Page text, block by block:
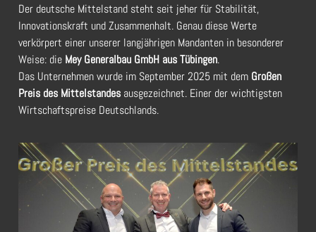
Der deutsche Mittelstand steht seit jeher für Stabilität,
Innovationskraft und Zusammenhalt. Genau diese Werte
verkörpert einer unserer langjährigen Mandanten in besonderer
Weise: die Mey Generalbau GmbH aus Tübingen.
Das Unternehmen wurde im September 2025 mit dem Großen
Preis des Mittelstandes ausgezeichnet. Einer der wichtigsten
Wirtschaftspreise Deutschlands.